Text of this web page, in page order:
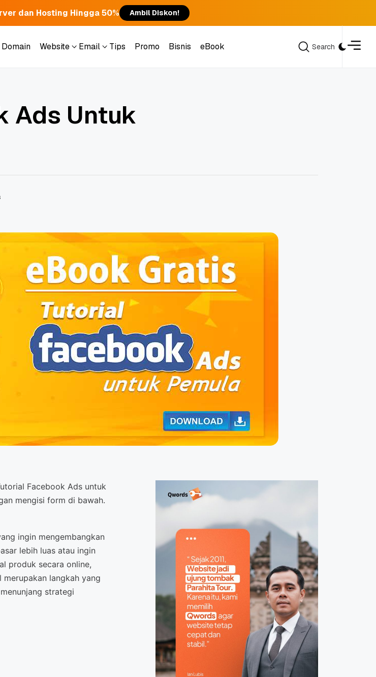
dan Hosting Hingga 50% Ambil Diskon!
Domain
Website
Email
Tips
Promo
Bisnis
eBook
Search
Ads Untuk
Facebook Ads untuk
mengisi form di bawah.
ingin mengembangkan
lebih luas atau ingin
produk secara online,
merupakan langkah yang
strategi